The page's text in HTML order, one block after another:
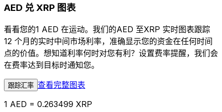
AED 兑 XRP 图表
看看您的1 AED 在运动。我们的AED 至XRP 实时图表跟踪
12 个月的实时中间市场利率，准确显示您的资金在任何时间
点的价值。想知道利率何时对您有利？设置费率提醒，我们会
在费率达到目标时通知您。
跟踪汇率 查看完整图表
1 AED = 0.263499 XRP